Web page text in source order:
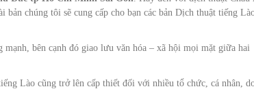
chúng tôi sẽ cung cấp cho bạn các bản Dịch thuật tiếng
bên cạnh đó giao lưu văn hóa – xã hội mọi mặt giữa hai
Lào cũng trở lên cấp thiết đối với nhiều tổ chức, cá nhân,